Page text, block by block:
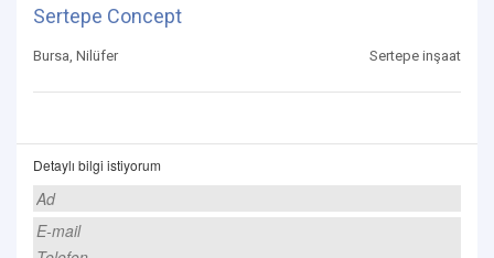
Sertepe Concept
Bursa, Nilüfer Sertepe inşaat
Detaylı bilgi istiyorum